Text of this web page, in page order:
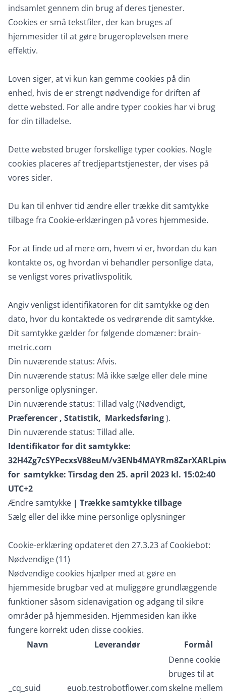
indsamlet gennem din brug af deres tjenester.
Cookies er små tekstfiler, der kan bruges af
hjemmesider til at gøre brugeroplevelsen mere
effektiv.
Loven siger, at vi kun kan gemme cookies på din
enhed, hvis de er strengt nødvendige for driften af
dette websted. For alle andre typer cookies har vi brug
for din tilladelse.
Dette websted bruger forskellige typer cookies. Nogle
cookies placeres af tredjepartstjenester, der vises på
vores sider.
Du kan til enhver tid ændre eller trække dit samtykke
tilbage fra Cookie-erklæringen på vores hjemmeside.
For at finde ud af mere om, hvem vi er, hvordan du kan
kontakte os, og hvordan vi behandler personlige data,
se venligst vores privatlivspolitik.
Angiv venligst identifikatoren for dit samtykke og den
dato, hvor du kontaktede os vedrørende dit samtykke.
Dit samtykke gælder for følgende domæner: brain-
metric.com
Din nuværende status: Afvis.
Din nuværende status: Må ikke sælge eller dele mine
personlige oplysninger.
Din nuværende status: Tillad valg (Nødvendigt,
Præferencer , Statistik, Markedsføring).
Din nuværende status: Tillad alle.
Identifikator for dit samtykke:
32H4Zg7cSYPecxsV88euM/
for samtykke: Tirsdag den 25. april 2023 kl. 15:02:40
UTC+2
Ændre samtykke | Trække samtykke tilbage
Sælg eller del ikke mine personlige oplysninger
Cookie-erklæring opdateret den 27.3.23 afCookiebot:
Nødvendige (11)
Nødvendige cookies hjælper med at gøre en
hjemmeside brugbar ved at muliggøre grundlæggende
funktioner såsom sidenavigation og adgang til sikre
områder på hjemmesiden. Hjemmesiden kan ikke
fungere korrekt uden disse cookies.
Navn
Leverandør Formål
_cq_suid euob.testrobotflower.com
Denne cookie
bruges til at
skelne mellem